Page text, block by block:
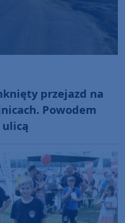
przejazd na
Powodem